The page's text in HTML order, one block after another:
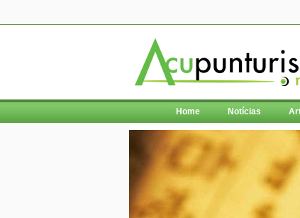
Home Notícias